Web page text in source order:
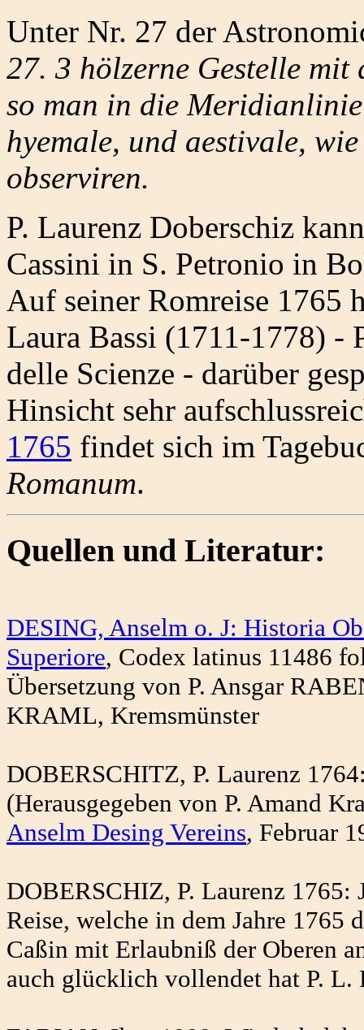
Unter Nr. 27 der
27. 3 hölzerne Gestelle
so man in die
hyemale, und aestivale,
observiren.
P. Laurenz Doberschiz
Cassini in S. Petronio in
Auf seiner Romreise 1765
Laura Bassi (1711-1778) -
delle Scienze - darüber
Hinsicht sehr
1765 findet sich im
Romanum.
Quellen und Literatur:
DESING, Anselm o. J: Historia
Superiore, Codex latinus 11486
Übersetzung von P. Ansgar
KRAML, Kremsmünster
DOBERSCHITZ, P. Laurenz
(Herausgegeben von P. Amand
Anselm Desing Vereins, Februar
DOBERSCHIZ, P. Laurenz 1765:
Reise, welche in dem Jahre 1765
Caßin mit Erlaubniß der Oberen
auch glücklich vollendet hat P. L.